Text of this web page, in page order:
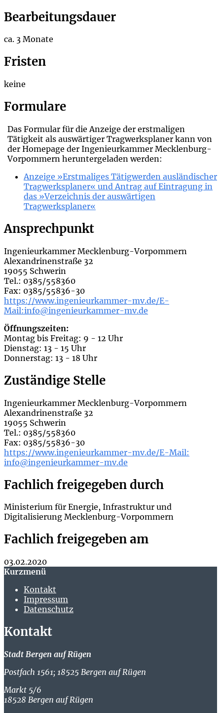
Bearbeitungsdauer
ca. 3 Monate
Fristen
keine
Formulare
Das Formular für die Anzeige der erstmaligen
Tätigkeit als auswärtiger Tragwerksplaner kann von
der Homepage der Ingenieurkammer Mecklenburg-
Vorpommern heruntergeladen werden:
Anzeige »Erstmaliges Tätigwerden ausländischer
Tragwerksplaner« und Antrag auf Eintragung in
das »Verzeichnis der auswärtigen
Tragwerksplaner«
Ansprechpunkt
Ingenieurkammer Mecklenburg-Vorpommern
Alexandrinenstraße 32
19055 Schwerin
Tel.: 0385/558360
Fax: 0385/55836-30
https://www.ingenieurkammer-mv.de/E-
Mail:info@ingenieurkammer-mv.de
Öffnungszeiten:
Montag bis Freitag: 9 - 12 Uhr
Dienstag: 13 - 15 Uhr
Donnerstag: 13 - 18 Uhr
Zuständige Stelle
Ingenieurkammer Mecklenburg-Vorpommern
Alexandrinenstraße 32
19055 Schwerin
Tel.: 0385/558360
Fax: 0385/55836-30
https://www.ingenieurkammer-mv.de/E-Mail:
info@ingenieurkammer-mv.de
Fachlich freigegeben durch
Ministerium für Energie, Infrastruktur und
Digitalisierung Mecklenburg-Vorpommern
Fachlich freigegeben am
03.02.2020
Kurzmenü
Kontakt
Impressum
Datenschutz
Kontakt
Stadt Bergen auf Rügen
Postfach 1561; 18525 Bergen auf Rügen
Markt 5/6
18528 Bergen auf Rügen